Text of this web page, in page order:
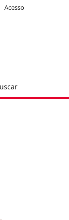
Acesso